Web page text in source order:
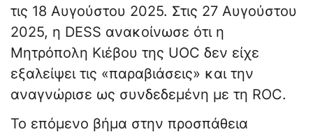
τις 18 Αυγούστου 2025. Στις 27 Αυγούστου
2025, η DESS ανακοίνωσε ότι η
Μητρόπολη Κιέβου της UOC δεν είχε
εξαλείψει τις «παραβιάσεις» και την
αναγνώρισε ως συνδεδεμένη με τη ROC.
Το επόμενο βήμα στην προσπάθεια